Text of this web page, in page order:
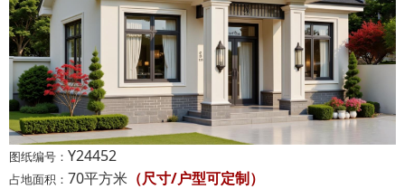
图纸编号： Y24452
占地面积： 70平方米 （尺寸/户型可定制）